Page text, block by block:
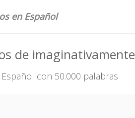
en Español
de imaginativamente
con 50.000 palabras